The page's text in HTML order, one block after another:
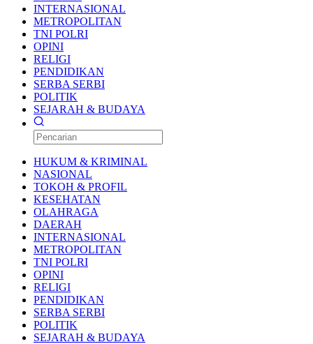
INTERNASIONAL
METROPOLITAN
TNI POLRI
OPINI
RELIGI
PENDIDIKAN
SERBA SERBI
POLITIK
SEJARAH & BUDAYA
HUKUM & KRIMINAL
NASIONAL
TOKOH & PROFIL
KESEHATAN
OLAHRAGA
DAERAH
INTERNASIONAL
METROPOLITAN
TNI POLRI
OPINI
RELIGI
PENDIDIKAN
SERBA SERBI
POLITIK
SEJARAH & BUDAYA